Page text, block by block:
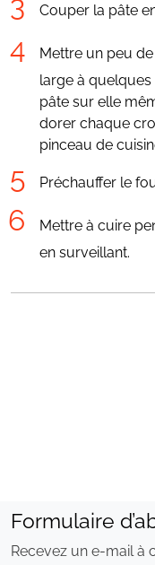
Couper la pâte
Mettre un peu
large à
pâte sur elle
dorer chaque
pinceau de
Préchauffer le
Mettre à cuire
en surveillant.
Formulaire
Recevez un e-mail à